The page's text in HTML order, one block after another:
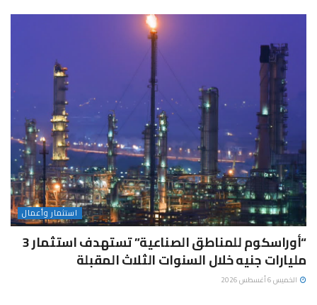
استثمار وأعمال
“أوراسكوم للمناطق الصناعية” تستهدف استثمار 3
مليارات جنيه خلال السنوات الثلاث المقبلة
الخميس 6 أغسطس 2026